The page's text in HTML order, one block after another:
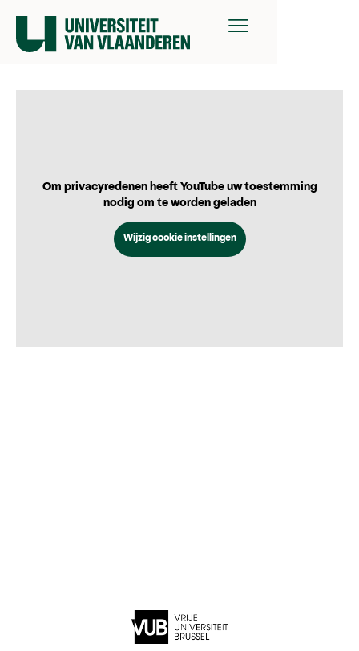
Om privacyredenen heeft YouTube uw toestemming
nodig om te worden geladen
Wijzig cookie instellingen